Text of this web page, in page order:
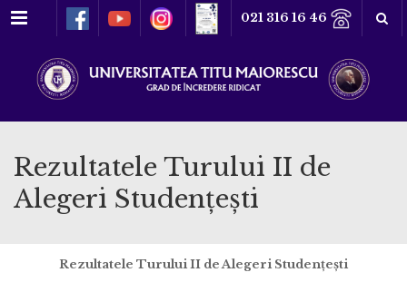
Meniu 021 316 16 46
Rezultatele Turului II de
Alegeri Studențești
Rezultatele Turului II de Alegeri Studențești